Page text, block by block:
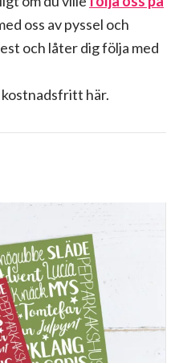
oss av pyssel och
och låter dig följa med
här.